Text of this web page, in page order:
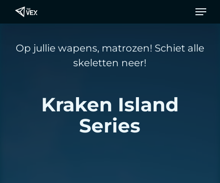
hoofdinhoud
Menu
Op jullie wapens, matrozen! Schiet alle
skeletten neer!
Kraken Island
Series